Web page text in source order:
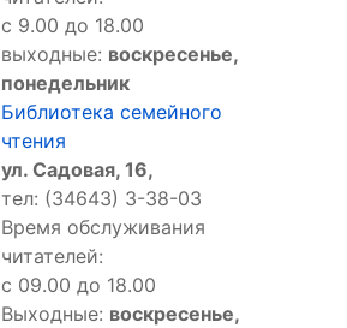
с 9.00 до 18.00
выходные: воскресенье,
понедельник
Библиотека семейного
чтения
ул. Садовая, 16,
тел: (34643) 3-38-03
Время обслуживания
читателей:
с 09.00 до 18.00
Выходные: воскресенье,